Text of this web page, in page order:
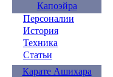
Капоэйра
Персоналии
История
Техника
Статьи
Карате Ашихара